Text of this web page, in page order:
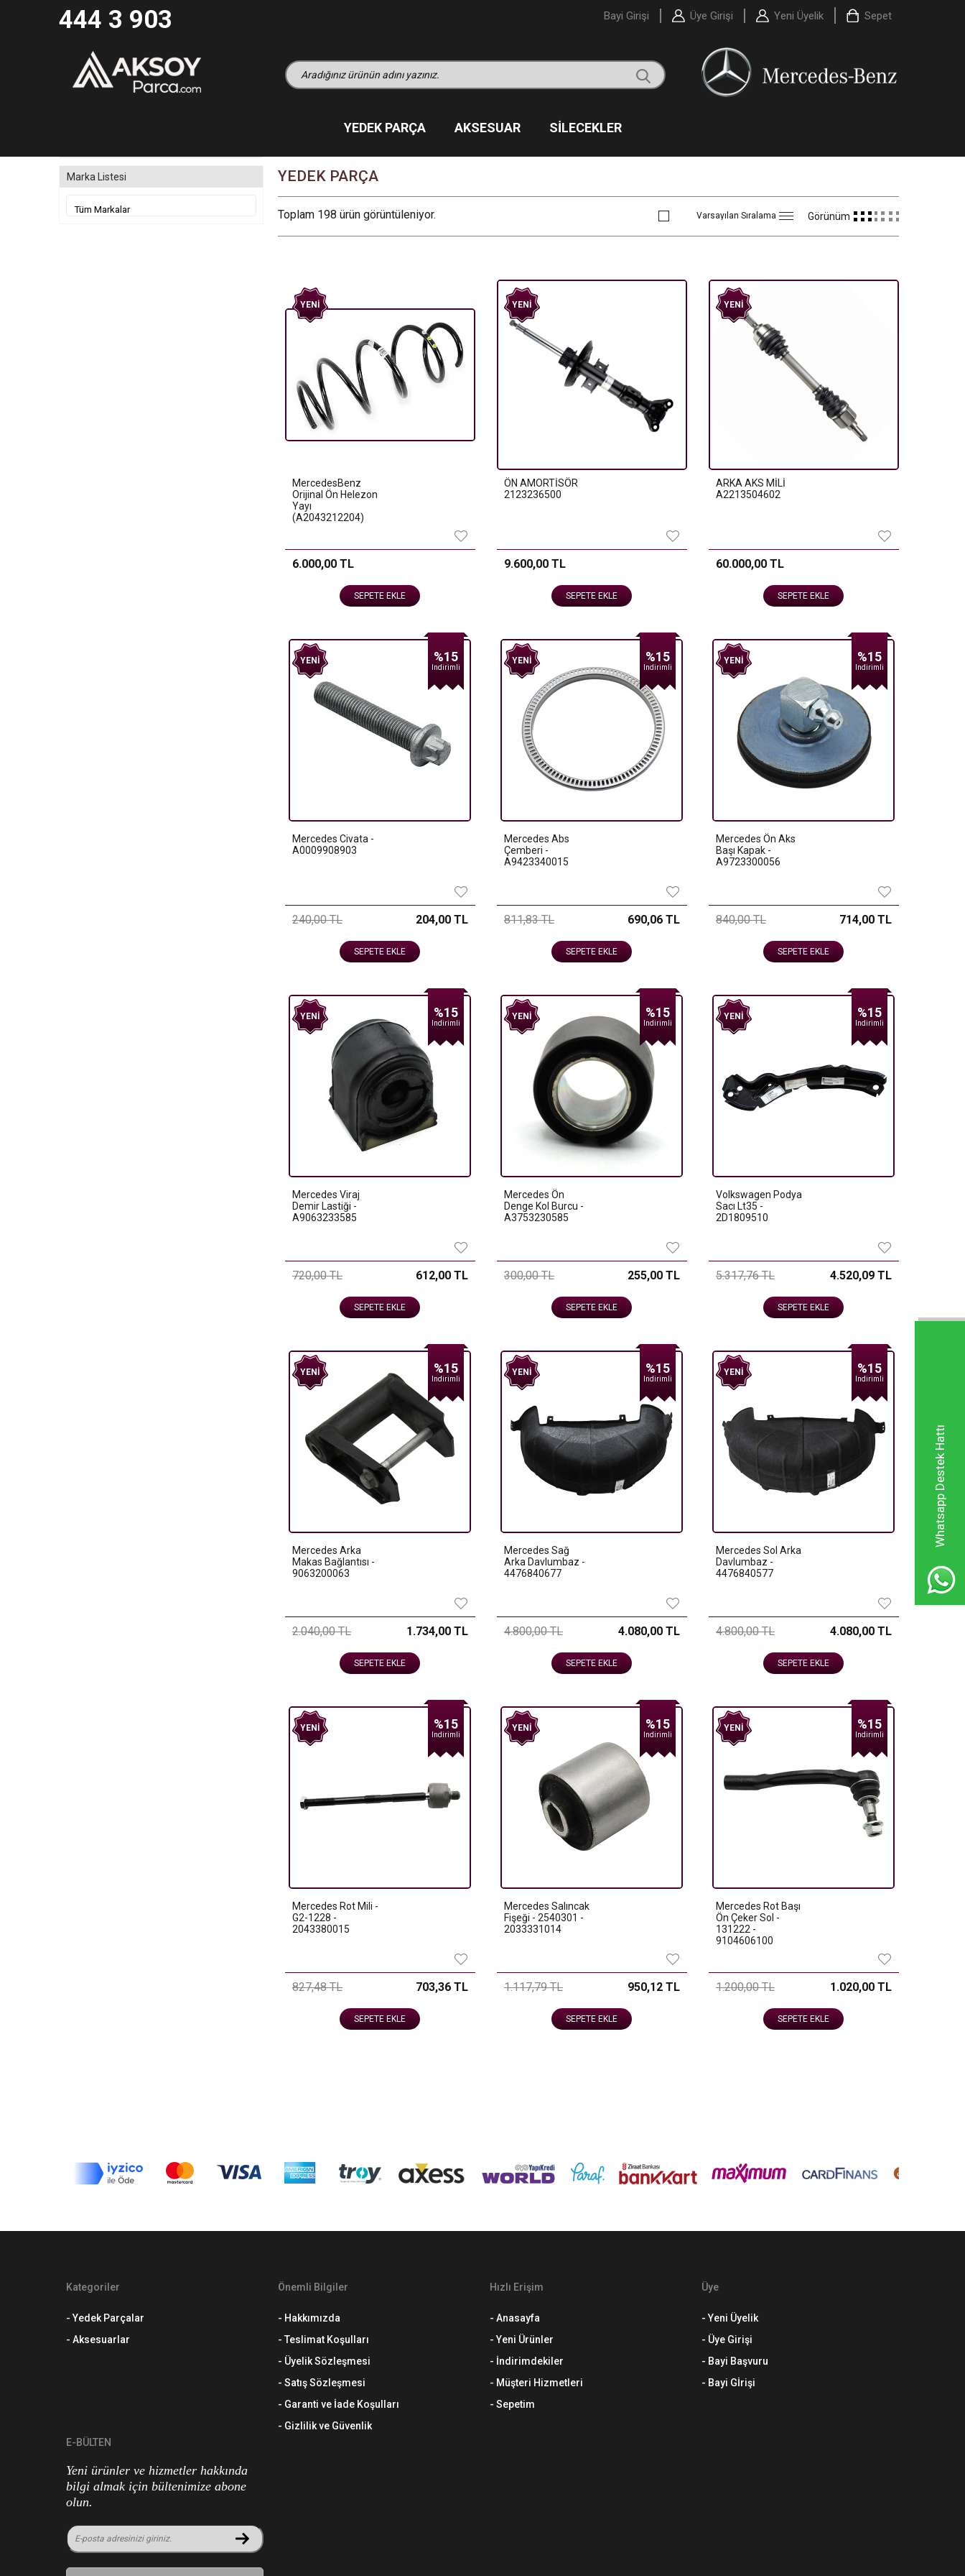
Whatsapp Destek Hattı
444 3 903 Bayi Girişi Üye Girişi Yeni Üyelik Sepet
YEDEK PARÇA AKSESUAR SILECEKLER
Marka Listesi YEDEK PARÇA
Toplam 198 ürün görüntüleniyor. Görünüm
YENI
MercedesBenz
Orijinal Ön Helezon
Yayı
(A2043212204)
6.000,00 TL
SEPETE EKLE
YENI
ÖN AMORTİSÖR
2123236500
9.600,00 TL
SEPETE EKLE
YENI
ARKA AKS MİLİ
A2213504602
60.000,00 TL
SEPETE EKLE
%15
Indirimli
YENI
Mercedes Civata -
A0009908903
240,00 TL 204,00 TL
SEPETE EKLE
%15
Indirimli
YENI
Mercedes Abs
Çemberi -
A9423340015
811,83 TL 690,06 TL
SEPETE EKLE
%15
Indirimli
YENI
Mercedes Ön Aks
Başı Kapak -
A9723300056
840,00 TL 714,00 TL
SEPETE EKLE
%15
Indirimli
YENI
Mercedes Viraj
Demir Lastiği -
A9063233585
720,00 TL 612,00 TL
SEPETE EKLE
%15
Indirimli
YENI
Mercedes Ön
Denge Kol Burcu -
A3753230585
300,00 TL 255,00 TL
SEPETE EKLE
%15
Indirimli
YENI
Volkswagen Podya
Sacı Lt35 -
2D1809510
5.317,76 TL 4.520,09 TL
SEPETE EKLE
%15
Indirimli
YENI
Mercedes Arka
Makas Bağlantısı -
9063200063
2.040,00 TL 1.734,00 TL
SEPETE EKLE
%15
Indirimli
YENI
Mercedes Sağ
Arka Davlumbaz -
4476840677
4.800,00 TL 4.080,00 TL
SEPETE EKLE
%15
Indirimli
YENI
Mercedes Sol Arka
Davlumbaz -
4476840577
4.800,00 TL 4.080,00 TL
SEPETE EKLE
%15
Indirimli
YENI
Mercedes Rot Mili -
G2-1228 -
2043380015
827,48 TL 703,36 TL
SEPETE EKLE
%15
Indirimli
YENI
Mercedes Salıncak
Fişeği - 2540301 -
2033331014
1.117,79 TL 950,12 TL
SEPETE EKLE
%15
Indirimli
YENI
Mercedes Rot Başı
Ön Çeker Sol -
131222 -
9104606100
1.200,00 TL 1.020,00 TL
SEPETE EKLE
Kategoriler
- Yedek Parçalar
- Aksesuarlar
Önemli Bilgiler
- Hakkımızda
- Teslimat Koşulları
- Üyelik Sözleşmesi
- Satış Sözleşmesi
- Garanti ve İade Koşulları
- Gizlilik ve Güvenlik
Hızlı Erişim
- Anasayfa
- Yeni Ürünler
- İndirimdekiler
- Müşteri Hizmetleri
- Sepetim
Üye
- Yeni Üyelik
- Üye Girişi
- Bayi Başvuru
- Bayi Gİrişi
E-BÜLTEN
Yeni ürünler ve hizmetler hakkında
bilgi almak için bültenimize abone
olun.